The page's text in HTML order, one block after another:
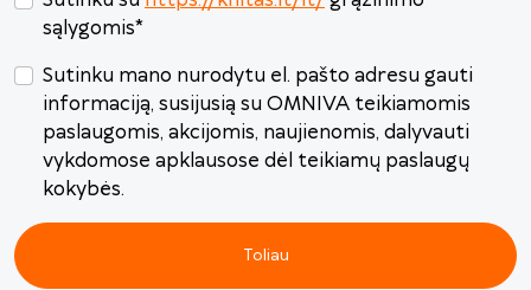
sąlygomis*
Sutinku mano nurodytu el. pašto adresu gauti
informaciją, susijusią su OMNIVA teikiamomis
paslaugomis, akcijomis, naujienomis, dalyvauti
vykdomose apklausose dėl teikiamų paslaugų
kokybės.
Toliau